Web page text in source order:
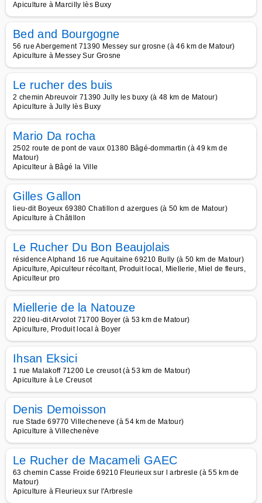
Apiculture à Marcilly lès Buxy
Bed and Bourgogne
56 rue Abergement 71390 Messey sur grosne (à 46 km de Matour)
Apiculture à Messey Sur Grosne
Le rucher des buis
2 chemin Abreuvoir 71390 Jully les buxy (à 48 km de Matour)
Apiculture à Jully lès Buxy
Mario Da rocha
2502 route de pont de vaux 01380 Bâgé-dommartin (à 49 km de
Matour)
Apiculteur à Bâgé la Ville
Gilles Gallon
lieu-dit Boyeux 69380 Chatillon d azergues (à 50 km de Matour)
Apiculture à Châtillon
Le Rucher Du Bon Beaujolais
résidence Alphand 16 rue Aquitaine 69210 Bully (à 50 km de Matour)
Apiculture, Apiculteur récoltant, Produit local, Miellerie, Miel de fleurs,
Apiculteur pro
Miellerie de la Natouze
220 lieu-dit Arvolot 71700 Boyer (à 53 km de Matour)
Apiculture, Produit local à Boyer
Ihsan Eksici
1 rue Malakoff 71200 Le creusot (à 53 km de Matour)
Apiculture à Le Creusot
Denis Demoisson
rue Stade 69770 Villecheneve (à 54 km de Matour)
Apiculture à Villechenève
Le Rucher de Macameli GAEC
63 chemin Casse Froide 69210 Fleurieux sur l arbresle (à 55 km de
Matour)
Apiculture à Fleurieux sur l'Arbresle